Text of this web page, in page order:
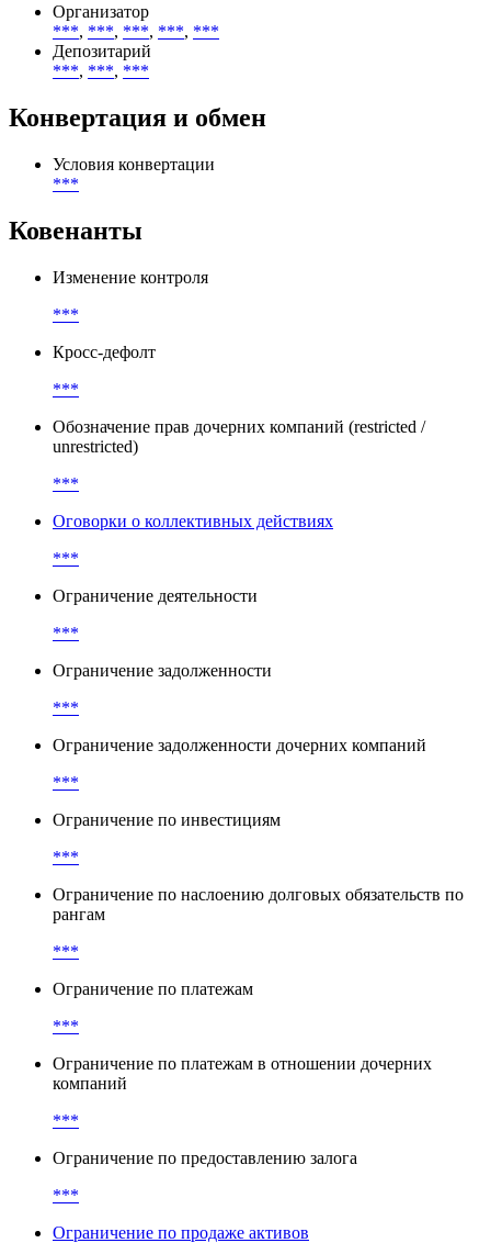
Организатор
***, ***, ***, ***, ***
Депозитарий
***, ***, ***
Конвертация и обмен
Условия конвертации
***
Ковенанты
Изменение контроля
***
Кросс-дефолт
***
Обозначение прав дочерних компаний (restricted /
unrestricted)
***
Оговорки о коллективных действиях
***
Ограничение деятельности
***
Ограничение задолженности
***
Ограничение задолженности дочерних компаний
***
Ограничение по инвестициям
***
Ограничение по наслоению долговых обязательств по
рангам
***
Ограничение по платежам
***
Ограничение по платежам в отношении дочерних
компаний
***
Ограничение по предоставлению залога
***
Ограничение по продаже активов